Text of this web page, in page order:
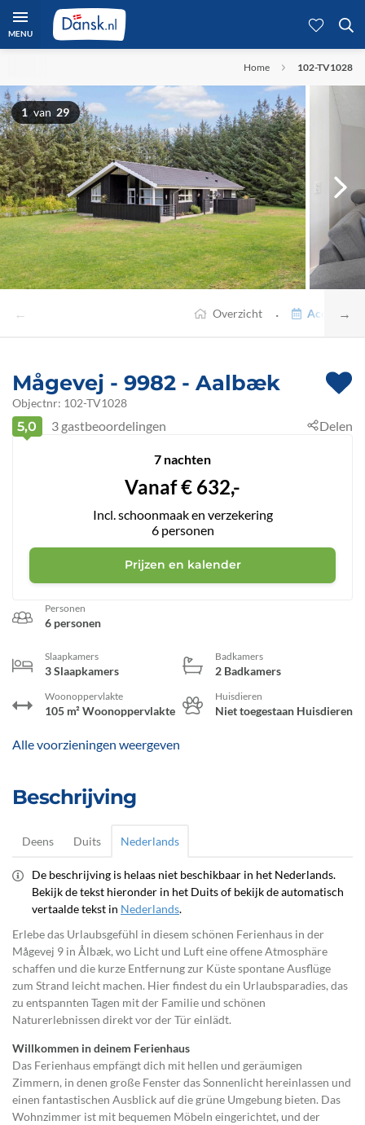
MENU
Home 102-TV1028
1 van 29
← →
Overzicht ·
Mågevej - 9982 - Aalbæk
Objectnr: 102-TV1028
Personen
6 personen
Slaapkamers
3 Slaapkamers
Badkamers
2 Badkamers
Woonoppervlakte
105 m² Woonoppervlakte
Huisdieren
Niet toegestaan Huisdieren
Alle voorzieningen weergeven
Beschrijving
Deens Duits Nederlands
De beschrijving is helaas niet beschikbaar in het Nederlands.
Bekijk de tekst hieronder in het Duits of bekijk de automatisch
vertaalde tekst in Nederlands.
Erlebe das Urlaubsgefühl in diesem schönen Ferienhaus in der
Mågevej 9 in Ålbæk, wo Licht und Luft eine offene Atmosphäre
schaffen und die kurze Entfernung zur Küste spontane Ausflüge
zum Strand leicht machen. Hier findest du ein Urlaubsparadies, das
zu entspannten Tagen mit der Familie und schönen
Naturerlebnissen direkt vor der Tür einlädt.
Willkommen in deinem Ferienhaus
Das Ferienhaus empfängt dich mit hellen und geräumigen
Zimmern, in denen große Fenster das Sonnenlicht hereinlassen und
einen fantastischen Ausblick auf die grüne Umgebung bieten. Das
Wohnzimmer ist mit bequemen Möbeln eingerichtet, und der
5,0 3gastbeoordelingen Delen
7 nachten
Vanaf€ 632,-
Incl. schoonmaak en verzekering
6 personen
Prijzen en kalender